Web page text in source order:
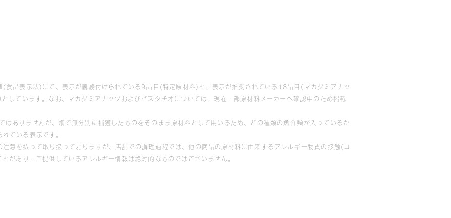
食品表示法)にて、表示が義務付けられている9品目(特定原材料)と、表示が推奨されている18品目(マカダミアナッ
しています。なお、マカダミアナッツおよびピスタチオについては、現在一部原材料メーカーへ確認中のため掲載
ありませんが、網で無分別に捕獲したものをそのまま原材料として用いるため、どの種類の魚介類が入っているか
ている表示です。
意を払って取り扱っておりますが、店舗での調理過程では、他の商品の原材料に由来するアレルギー物質の接触(コ
があり、ご提供しているアレルギー情報は絶対的なものではございません。